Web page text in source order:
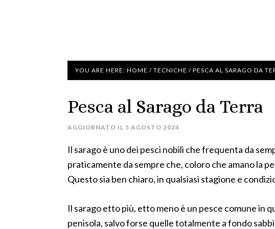
YOU ARE HERE: HOME / TECNICHE / PESCA AL SARAGO DA
Pesca al Sarago da Terra
AGGIORNATO IL 5 AGOSTO 2024
Il sarago è uno dei pesci nobili che frequenta da
praticamente da sempre che, coloro che amano la
Questo sia ben chiaro, in qualsiasi stagione e
Il sarago etto più, etto meno è un pesce comune in
penisola, salvo forse quelle totalmente a fondo